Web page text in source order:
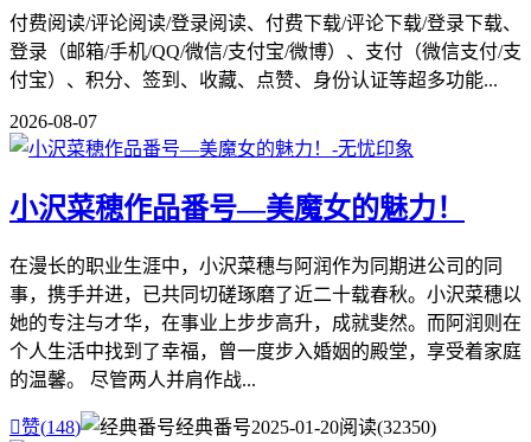
付费阅读/评论阅读/登录阅读、付费下载/评论下载/登录下载、
登录（邮箱/手机/QQ/微信/支付宝/微博）、支付（微信支付/支
付宝）、积分、签到、收藏、点赞、身份认证等超多功能...
2026-08-07
小沢菜穂作品番号—美魔女的魅力！
在漫长的职业生涯中，小沢菜穗与阿润作为同期进公司的同
事，携手并进，已共同切磋琢磨了近二十载春秋。小沢菜穗以
她的专注与才华，在事业上步步高升，成就斐然。而阿润则在
个人生活中找到了幸福，曾一度步入婚姻的殿堂，享受着家庭
的温馨。 尽管两人并肩作战...
赞(148) 经典番号2025-01-20阅读(32350)